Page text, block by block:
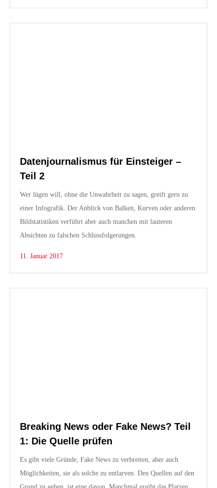
Datenjournalismus für Einsteiger –
Teil 2
Wer lügen will, ohne die Unwahrheit zu sagen, greift gern zu
einer Infografik. Der Anblick von Balken, Kurven oder anderen
Bildstatistiken verführt aber auch manchen mit lauteren
Absichten zu falschen Schlussfolgerungen.
11. Januar 2017
Breaking News oder Fake News? Teil
1: Die Quelle prüfen
Es gibt viele Gründe, Fake News zu verbreiten, aber auch
Möglichkeiten, sie als solche zu entlarven. Den Quellen auf den